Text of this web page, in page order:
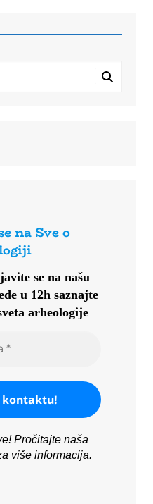
na Sve o
se na našu
u 12h saznajte
arheologije
Pročitajte naša
više informacija.